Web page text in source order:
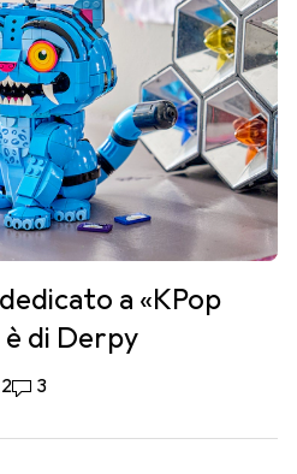
a «KPop
di Derpy
3 commenti
3